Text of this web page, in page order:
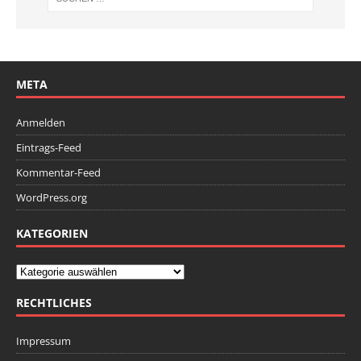
META
Anmelden
Eintrags-Feed
Kommentar-Feed
WordPress.org
KATEGORIEN
RECHTLICHES
Impressum